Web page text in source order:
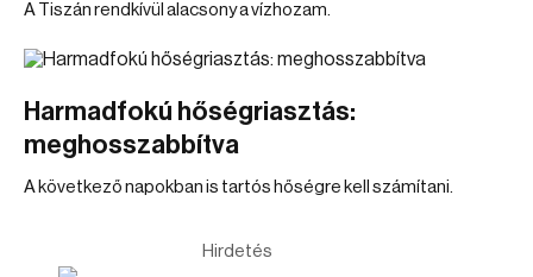
A Tiszán rendkívül alacsony a vízhozam.
Harmadfokú hőségriasztás:
meghosszabbítva
A következő napokban is tartós hőségre kell számítani.
Hirdetés